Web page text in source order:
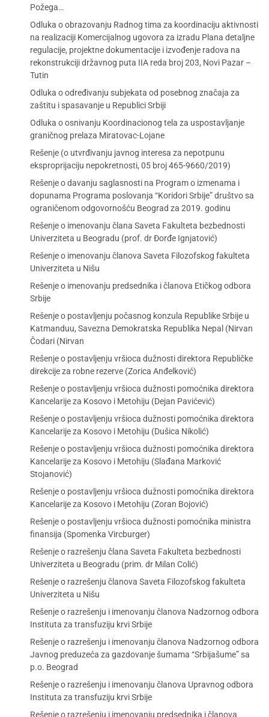
Požega…
Odluka o obrazovanju Radnog tima za koordinaciju aktivnosti
na realizaciji Komercijalnog ugovora za izradu Plana detaljne
regulacije, projektne dokumentacije i izvođenje radova na
rekonstrukciji državnog puta IIA reda broj 203, Novi Pazar –
Tutin
Odluka o određivanju subjekata od posebnog značaja za
zaštitu i spasavanje u Republici Srbiji
Odluka o osnivanju Koordinacionog tela za uspostavljanje
graničnog prelaza Miratovac-Lojane
Rešenje (o utvrđivanju javnog interesa za nepotpunu
eksproprijaciju nepokretnosti, 05 broj 465-9660/2019)
Rešenje o davanju saglasnosti na Program o izmenama i
dopunama Programa poslovanja “Koridori Srbije” društvo sa
ograničenom odgovornošću Beograd za 2019. godinu
Rešenje o imenovanju člana Saveta Fakulteta bezbednosti
Univerziteta u Beogradu (prof. dr Đorđe Ignjatović)
Rešenje o imenovanju članova Saveta Filozofskog fakulteta
Univerziteta u Nišu
Rešenje o imenovanju predsednika i članova Etičkog odbora
Srbije
Rešenje o postavljenju počasnog konzula Republike Srbije u
Katmanduu, Savezna Demokratska Republika Nepal (Nirvan
Čodari (Nirvan
Rešenje o postavljenju vršioca dužnosti direktora Republičke
direkcije za robne rezerve (Zorica Anđelković)
Rešenje o postavljenju vršioca dužnosti pomoćnika direktora
Kancelarije za Kosovo i Metohiju (Dejan Pavićević)
Rešenje o postavljenju vršioca dužnosti pomoćnika direktora
Kancelarije za Kosovo i Metohiju (Dušica Nikolić)
Rešenje o postavljenju vršioca dužnosti pomoćnika direktora
Kancelarije za Kosovo i Metohiju (Slađana Marković
Stojanović)
Rešenje o postavljenju vršioca dužnosti pomoćnika direktora
Kancelarije za Kosovo i Metohiju (Zoran Bojović)
Rešenje o postavljenju vršioca dužnosti pomoćnika ministra
finansija (Spomenka Vircburger)
Rešenje o razrešenju člana Saveta Fakulteta bezbednosti
Univerziteta u Beogradu (prim. dr Milan Colić)
Rešenje o razrešenju članova Saveta Filozofskog fakulteta
Univerziteta u Nišu
Rešenje o razrešenju i imenovanju članova Nadzornog odbora
Instituta za transfuziju krvi Srbije
Rešenje o razrešenju i imenovanju članova Nadzornog odbora
Javnog preduzeća za gazdovanje šumama “Srbijašume” sa
p.o. Beograd
Rešenje o razrešenju i imenovanju članova Upravnog odbora
Instituta za transfuziju krvi Srbije
Rešenje o razrešenju i imenovanju predsednika i članova